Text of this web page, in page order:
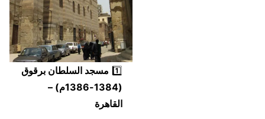
1️⃣ مسجد السلطان برقوق
(1384-1386م) –
القاهرة